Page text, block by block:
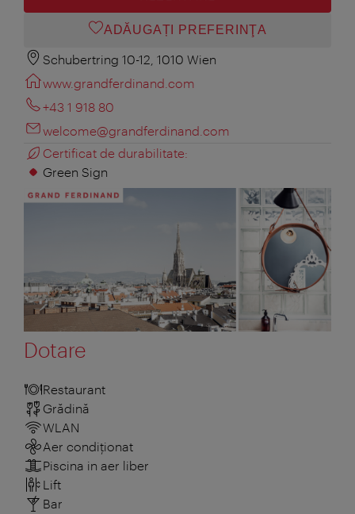
ADĂUGAȚI PREFERINŢA
Schubertring 10-12, 1010 Wien
www.grandferdinand.com
+43 1 918 80
welcome@grandferdinand.com
Certificat de durabilitate:
Green Sign
Dotare
Restaurant
Grădină
WLAN
Aer condiționat
Piscina in aer liber
Lift
Bar